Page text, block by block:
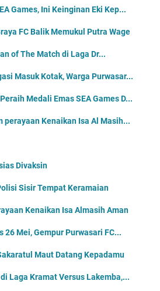
Games, Ini Keinginan Eki Kep...
FC Balik Memukul Putra Wage
of The Match di Laga Dr...
Masuk Kotak, Warga Purwasar...
Medali Emas SEA Games D...
perayaan Kenaikan Isa Al Masih...
Divaksin
Sisir Tempat Keramaian
Kenaikan Isa Almasih Aman
26 Mei, Gempur Purwasari FC...
Maut Datang Kepadamu
Laga Kramat Versus Lakemba,...